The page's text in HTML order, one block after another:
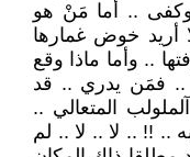
.. أما مَنْ هو
خوض غمارها
.. وأما ماذا وقع
.. فمَن يدري .. قد
المتعالي ..
.. !! .. لا .. لا .. لم